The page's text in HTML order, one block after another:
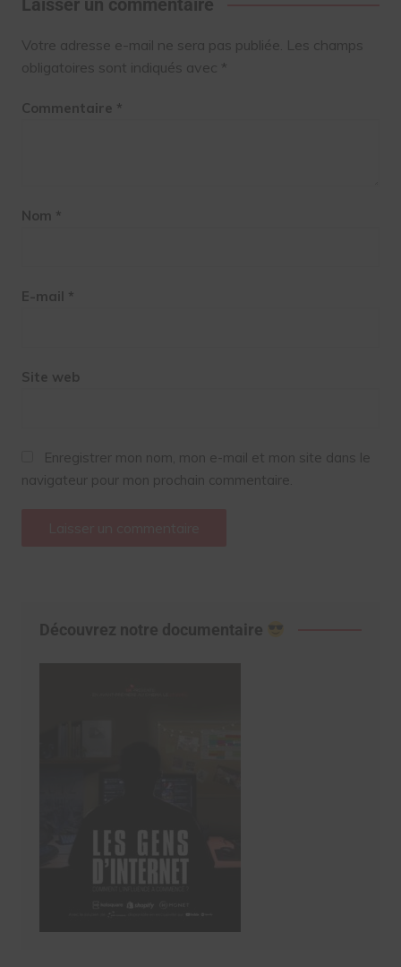
Laisser un commentaire
Votre adresse e-mail ne sera pas publiée. Les champs
obligatoires sont indiqués avec *
Commentaire *
Nom *
E-mail *
Site web
Enregistrer mon nom, mon e-mail et mon site dans le
navigateur pour mon prochain commentaire.
Découvrez notre documentaire